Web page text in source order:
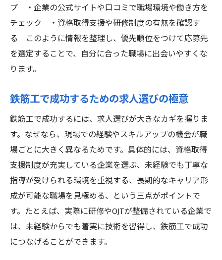
鉄筋工で成功を目指す福利厚生重視の求人
選択
待遇が充実した鉄筋工求人を見極める方法
鉄筋工求人で重視すべき福利厚生のポイン
鉄筋工で成功するための待遇比較のコツ
安心できる福利厚生で鉄筋工に成功する方
法
鉄筋工でキャリアアップを実現する方法
鉄筋工で成功するキャリアアップの流れ
鉄筋工求人を活かしたキャリアアップ術
鉄筋工でステップアップするための実践法
キャリアアップに強い鉄筋工求人の探し方
鉄筋工で成功に繋げるスキルアップの秘訣
プ ・企業の公式サイトや口コミで職場環境や働き方を
チェック ・資格取得支援や研修制度の有無を確認す
る このように情報を整理し、優先順位をつけて応募先
を選定することで、自分に合った職場に出会いやすくな
ります。
鉄筋工で成功するための求人選びの極意
鉄筋工で成功するには、求人選びが大きなカギを握りま
す。なぜなら、現場での経験やスキルアップの機会が職
場ごとに大きく異なるためです。具体的には、資格取得
支援制度が充実している企業を選ぶ、未経験でも丁寧な
指導が受けられる環境を重視する、長期的なキャリア形
成が可能な職場を見極める、という三点がポイントで
す。たとえば、実際に研修やOJTが整備されている企業で
は、未経験からでも着実に技術を習得し、鉄筋工で成功
につなげることができます。